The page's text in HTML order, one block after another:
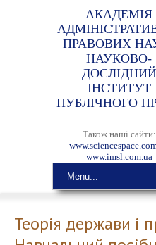
АКАДЕМІЯ
ПРАВОВИХ
НАУКОВО-
ДОСЛІДНИЙ
ІНСТИТУТ
ПУБЛІЧНОГО
Також наші сайти:
www.imsl.com.ua
Menu...
Теорія держави і